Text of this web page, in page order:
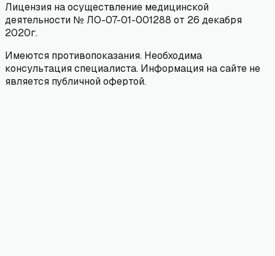
Лицензия на осуществление медицинской
деятельности № ЛО-07-01-001288 от 26 декабря
2020г.
Имеются противопоказания. Необходима
консультация специалиста. Информация на сайте не
является публичной офертой.